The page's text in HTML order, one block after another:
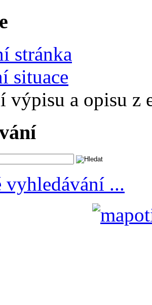
stránka
situace
výpisu a opisu z
vyhledávání ...